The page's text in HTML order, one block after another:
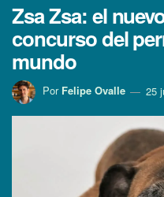
Zsa Zsa: el
concurso del
mundo
Por Felipe Ovalle 25